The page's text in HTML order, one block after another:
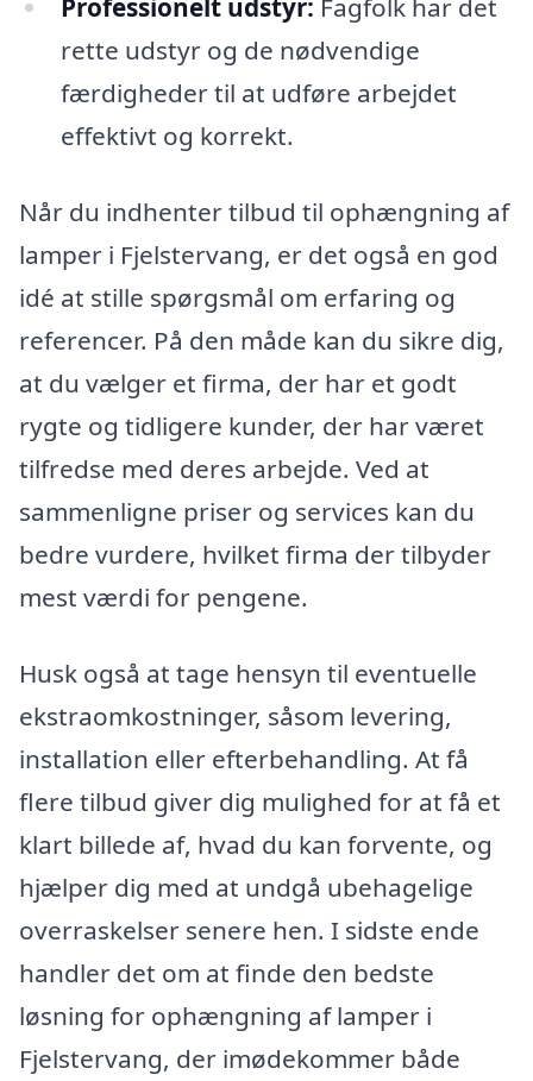
Professionelt udstyr: Fagfolk har det
rette udstyr og de nødvendige
færdigheder til at udføre arbejdet
effektivt og korrekt.
Når du indhenter tilbud til ophængning af
lamper i Fjelstervang, er det også en god
idé at stille spørgsmål om erfaring og
referencer. På den måde kan du sikre dig,
at du vælger et firma, der har et godt
rygte og tidligere kunder, der har været
tilfredse med deres arbejde. Ved at
sammenligne priser og services kan du
bedre vurdere, hvilket firma der tilbyder
mest værdi for pengene.
Husk også at tage hensyn til eventuelle
ekstraomkostninger, såsom levering,
installation eller efterbehandling. At få
flere tilbud giver dig mulighed for at få et
klart billede af, hvad du kan forvente, og
hjælper dig med at undgå ubehagelige
overraskelser senere hen. I sidste ende
handler det om at finde den bedste
løsning for ophængning af lamper i
Fjelstervang, der imødekommer både